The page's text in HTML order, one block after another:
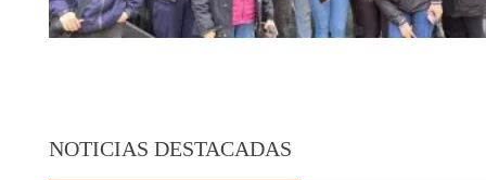
NOTICIAS DESTACADAS